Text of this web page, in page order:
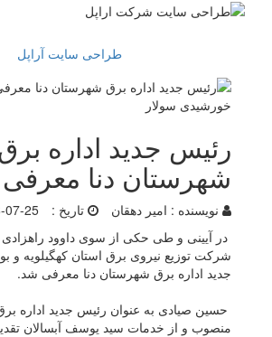
طراحی سایت آراپل
رئیس جدید اداره
شهرستان دنا
نویسنده : امیر دهقان تاریخ :
07-25
در آیینی و طی حکی از سوی داوود
شرکت توزیع نیروی برق استان کهگیلویه و
جدید اداره برق شهرستان دنا معرفی شد.
حسین صیادی به عنوان رئیس جدید اداره
منصوب و از خدمات سید یوسف آبسالان